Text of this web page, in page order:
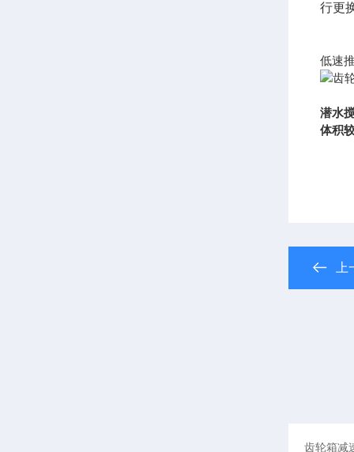
行更
低速
潜水
体积